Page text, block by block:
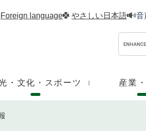
Foreign language やさしい日本語 音
・文化・スポーツ 産業